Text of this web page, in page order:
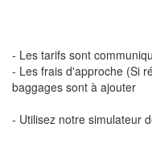
- Les tarifs sont
- Les frais d'approche (Si
baggages sont à ajouter
- Utilisez notre simulateur